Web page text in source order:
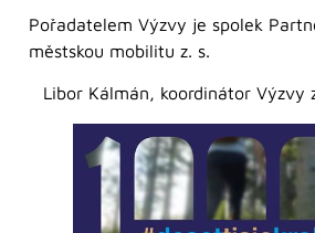
Pořadatelem Výzvy je spolek
městskou mobilitu z. s.
Libor Kálmán, koordinátor Výzvy